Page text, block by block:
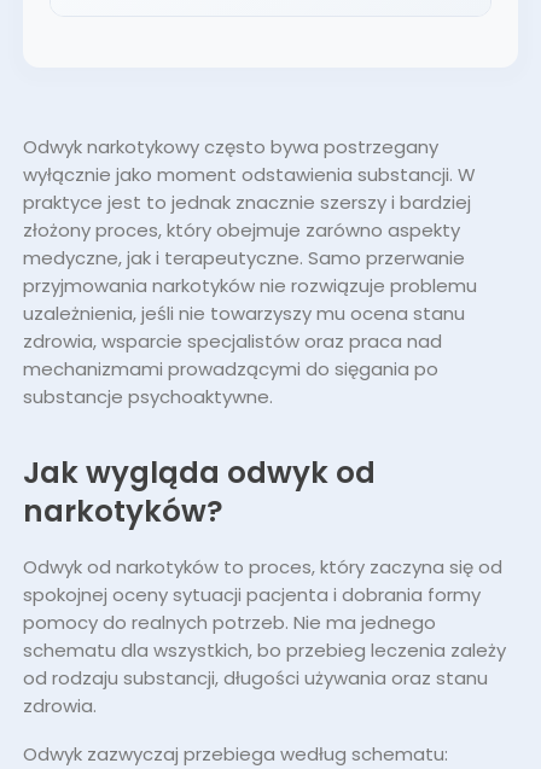
Ile trwa detoks narkotykowy i od czego
to zależy
Ile trwa odwyk narkotykowy – czas
leczenia a realne potrzeby pacjenta
Odwyk od narkotyków i
funkcjonowanie w codziennym życiu
Kiedy odwyk narkotykowy staje się
Pomoc w odwyku narkotykowym
Odwyk narkotykowy często bywa postrzegany
wyłącznie jako moment odstawienia substancji. W
praktyce jest to jednak znacznie szerszy i bardziej
złożony proces, który obejmuje zarówno aspekty
medyczne, jak i terapeutyczne. Samo przerwanie
przyjmowania narkotyków nie rozwiązuje problemu
uzależnienia, jeśli nie towarzyszy mu ocena stanu
zdrowia, wsparcie specjalistów oraz praca nad
mechanizmami prowadzącymi do sięgania po
substancje psychoaktywne.
Jak wygląda odwyk od
narkotyków?
Odwyk od narkotyków to proces, który zaczyna się od
spokojnej oceny sytuacji pacjenta i dobrania formy
pomocy do realnych potrzeb. Nie ma jednego
schematu dla wszystkich, bo przebieg leczenia zależy
od rodzaju substancji, długości używania oraz stanu
zdrowia.
Odwyk zazwyczaj przebiega według schematu: